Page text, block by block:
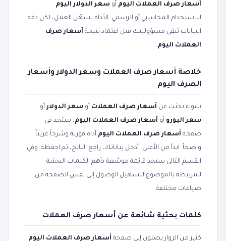
أسعار صرف العملات اليوم أو سعر الدولار اليوم
للاستخدام المحاسبي أو الرسمي. الأداة تسهّل العمل، لكن دقة
البيانات تبقى مسؤوليتك قبل اعتماد نتيجة أسعار صرف
العملات اليوم.
خلاصة أسعار صرف العملات وسعر الدولار وأسعار
الصرف اليوم
سواء بحثت عن أسعار صرف العملات أو سعر الدولارأو
سعر اليورو أو أسعار صرف العملات اليوم، ستجد في
صفحة أسعار صرف العملات اليوم أداة فورية وشرحاً عربياً
واضحاً. ابدأ من الأعلى، أدخل بياناتك، راجع الناتج، ثم احفظه. وفي
القسم التالي ستجد قائمة موسّعة بأهم الكلمات البحثية
المرتبطة بالموضوع لتسهيل الوصول إلى نفس الصفحة من
صياغات مختلفة.
كلمات بحثية شائعة عن أسعار صرف العملات
كثير من الزوار يصلون إلى صفحة أسعار صرف العملات اليوم